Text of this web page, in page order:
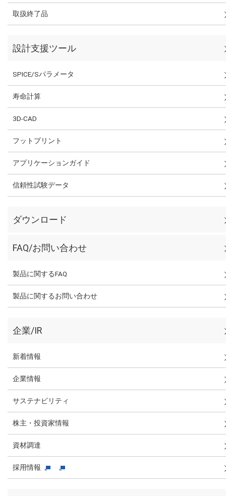
取扱終了品
設計支援ツール
SPICE/Sパラメータ
寿命計算
3D-CAD
フットプリント
アプリケーションガイド
信頼性試験データ
ダウンロード
FAQ/お問い合わせ
製品に関するFAQ
製品に関するお問い合わせ
企業/IR
新着情報
企業情報
サステナビリティ
株主・投資家情報
資材調達
採用情報